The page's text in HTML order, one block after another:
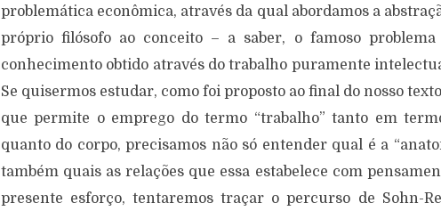
problemática econômica, através da qual abordamos a
próprio filósofo ao conceito – a saber, o famoso
conhecimento obtido através do trabalho puramente
Se quisermos estudar, como foi proposto ao final do nosso
que permite o emprego do termo “trabalho” tanto em
quanto do corpo, precisamos não só entender qual é a
também quais as relações que essa estabelece com
presente esforço, tentaremos traçar o percurso de Sohn-